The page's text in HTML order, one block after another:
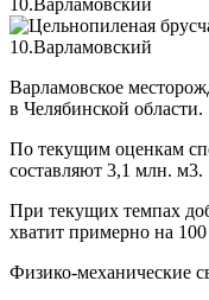
Варламовское
в Челябинской области.
По текущим оценкам
составляют 3,1 млн. м3.
При текущих темпах
хватит примерно на 100
Физико-механические